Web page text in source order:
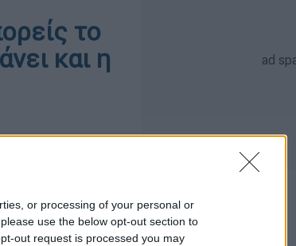
or processing of your personal or
use the below opt-out section to
out request is processed you may
το
και η